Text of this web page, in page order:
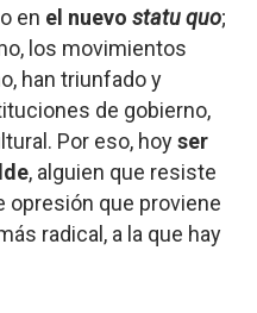
en el nuevo statu quo;
los movimientos
han triunfado y
de gobierno,
Por eso, hoyser
, alguien que resiste
opresión que proviene
radical, a la que hay